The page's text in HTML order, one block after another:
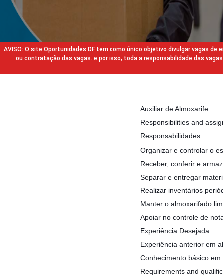
AVISO: O site Oportunidades DF tem como único objetivo divulgar vagas
ou contratação das vagas. e por isso, toda a responsabilidade das
Auxiliar de Almoxarife
Responsibilities and
Responsabilidades
Organizar e controlar o
Receber, conferir e
Separar e entregar
Realizar inventários
Manter o almoxarifado
Apoiar no controle de
Experiência Desejada
Experiência anterior em
Conhecimento básico
Requirements and